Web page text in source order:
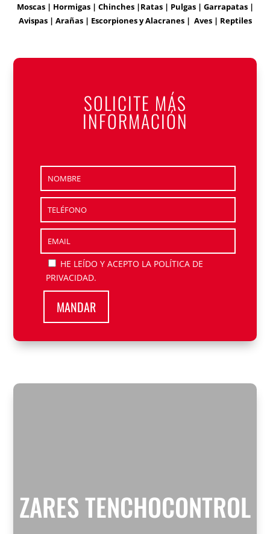
Moscas | Hormigas | Chinches |Ratas | Pulgas | Garrapatas |
Avispas | Arañas | Escorpiones y Alacranes | Aves | Reptiles
SOLICITE MÁS
INFORMACIÓN
HE LEÍDO Y ACEPTO LA POLÍTICA DE
PRIVACIDAD.
ZARES TENCHOCONTROL